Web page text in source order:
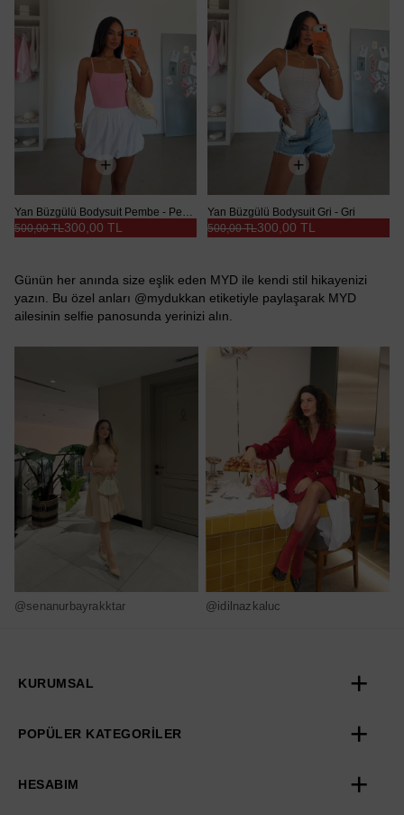
Yan Büzgülü Bodysuit Pembe - Pembe
300,00 TL
500,00 TL
Yan Büzgülü Bodysuit Gri - Gri
300,00 TL
500,00 TL
Günün her anında size eşlik eden MYD ile kendi stil hikayenizi
yazın. Bu özel anları @mydukkan etiketiyle paylaşarak MYD
ailesinin selfie panosunda yerinizi alın.
@senanurbayrakktar @idilnazkaluc
KURUMSAL
POPÜLER KATEGORİLER
HESABIM